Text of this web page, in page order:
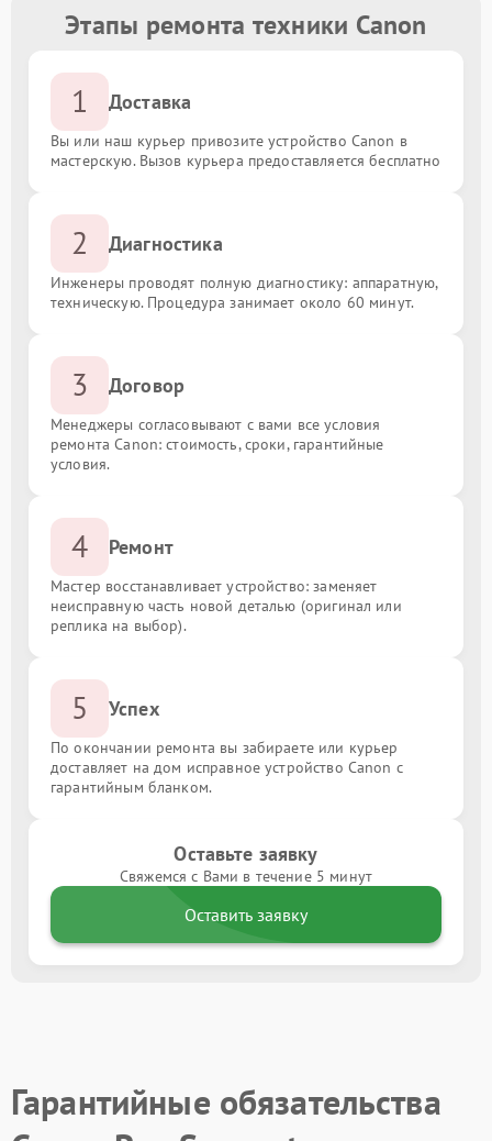
Этапы ремонта техники Canon
1 Доставка
Вы или наш курьер привозите устройство Canon в
мастерскую. Вызов курьера предоставляется бесплатно
2 Диагностика
Инженеры проводят полную диагностику: аппаратную,
техническую. Процедура занимает около 60 минут.
3 Договор
Менеджеры согласовывают с вами все условия
ремонта Canon: стоимость, сроки, гарантийные
условия.
4 Ремонт
Мастер восстанавливает устройство: заменяет
неисправную часть новой деталью (оригинал или
реплика на выбор).
5 Успех
По окончании ремонта вы забираете или курьер
доставляет на дом исправное устройство Canon с
гарантийным бланком.
Оставьте заявку
Свяжемся с Вами в течение 5 минут
Оставить заявку
Гарантийные обязательства